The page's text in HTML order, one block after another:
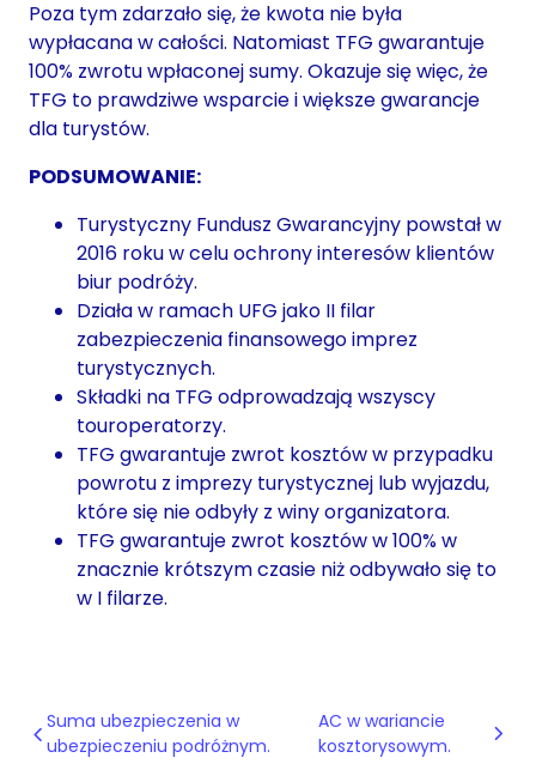
Poza tym zdarzało się, że kwota nie była
wypłacana w całości. Natomiast TFG gwarantuje
100% zwrotu wpłaconej sumy. Okazuje się więc, że
TFG to prawdziwe wsparcie i większe gwarancje
dla turystów.
PODSUMOWANIE:
Turystyczny Fundusz Gwarancyjny powstał w
2016 roku w celu ochrony interesów klientów
biur podróży.
Działa w ramach UFG jako II filar
zabezpieczenia finansowego imprez
turystycznych.
Składki na TFG odprowadzają wszyscy
touroperatorzy.
TFG gwarantuje zwrot kosztów w przypadku
powrotu z imprezy turystycznej lub wyjazdu,
które się nie odbyły z winy organizatora.
TFG gwarantuje zwrot kosztów w 100% w
znacznie krótszym czasie niż odbywało się to
w I filarze.
Suma ubezpieczenia w
ubezpieczeniu podróżnym.
AC w wariancie
kosztorysowym.